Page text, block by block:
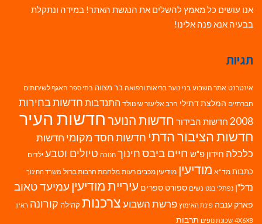
אנו עושים כל מאמץ להשלים את הנגשת האתר! במידה ונתקלת
בבעיה אנא פנה אלינו!
תגיות
אינטרנט אתר השבוע בני נוער בריאות ורפואה בר מצווה בתי ספר האגף לשירותים
חברתיים המלצת דתילי הרב אליעזר שינוולד התנדבות חדשות בחירות
2008 חדשות הבידור חדשות הנוערחדשות העיר
חדשות הציבור הדתי חדשות חסד מקומי חדשות
כלכלה חידון פ"ש חיים ביבסחינוך חנוכה טיולים וטבע ילדים
כתבות מד"א מודיעין מודיעין מכבים רעות מלחמת חרבות ברזל משרד החינוך
נדל"ן נפתלי בנט נשים ספורט ספרים עיריית מודיעין עמיעד טאוב
פארק ענבה פינת האימוץ פרשת השבועצרכנות קהילה קורונה ראיון
4X6X8 שכונת נופים תרבות